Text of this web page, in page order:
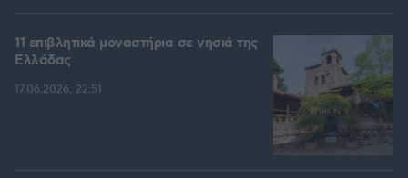
11 επιβλητικά μοναστήρια σε νησιά της
Ελλάδας
17.06.2026, 22:51